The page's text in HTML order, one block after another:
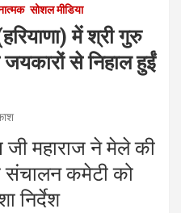
सोशल मीडिया
में श्री गुरु
जयकारों से निहाल हुईं
जी महाराज ने मेले की
संचालन कमेटी को
निर्देश